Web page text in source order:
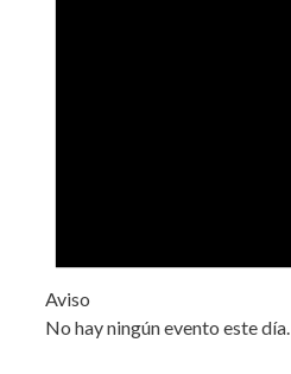
Aviso
No hay ningún evento este día.